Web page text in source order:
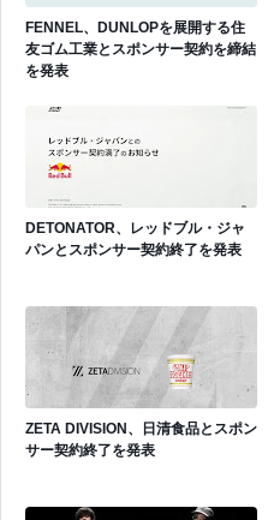
FENNEL、DUNLOPを展開する住
友ゴム工業とスポンサー契約を締結
を発表
DETONATOR、レッドブル・ジャ
パンとスポンサー契約終了を発表
ZETA DIVISION、日清食品とスポン
サー契約終了を発表